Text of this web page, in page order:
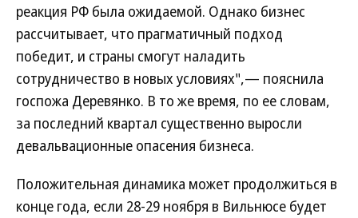
реакция РФ была ожидаемой. Однако бизнес
рассчитывает, что прагматичный подход
победит, и страны смогут наладить
сотрудничество в новых условиях",— пояснила
госпожа Деревянко. В то же время, по ее словам,
за последний квартал существенно выросли
девальвационные опасения бизнеса.
Положительная динамика может продолжиться в
конце года, если 28-29 ноября в Вильнюсе будет